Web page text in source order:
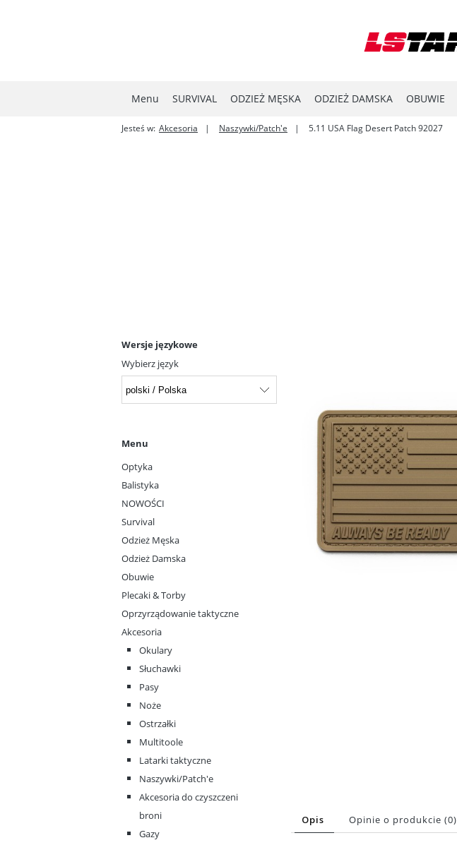
Menu SURVIVAL ODZIEŻ MĘSKA ODZIEŻ DAMSKA OBUWIE
Jesteś w: Akcesoria Naszywki/Patch'e 5.11 USA Flag Desert Patch 92027
Wersje językowe
Wybierz język
Menu
Optyka
Balistyka
NOWOŚCI
Survival
Odzież Męska
Odzież Damska
Obuwie
Plecaki & Torby
Oprzyrządowanie taktyczne
Akcesoria
Okulary
Słuchawki
Pasy
Noże
Ostrzałki
Multitoole
Latarki taktyczne
Naszywki/Patch'e
Akcesoria do czyszczeni
broni
Gazy
Opis Opinie o produkcie (0)